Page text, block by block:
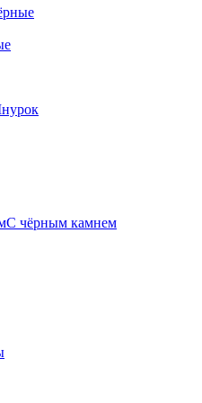
С чёрным камнем